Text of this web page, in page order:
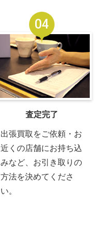
04
査定完了
出張買取をご依頼・お
近くの店舗にお持ち込
みなど、お引き取りの
方法を決めてくださ
い。